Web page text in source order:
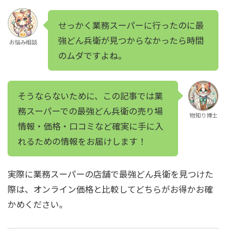
お悩み相談
せっかく業務スーパーに行ったのに最
強どん兵衛が見つからなかったら時間
のムダですよね。
そうならないために、この記事では業
務スーパーでの最強どん兵衛の売り場
情報・価格・口コミなど確実に手に入
れるための情報をお届けします！
物知り博士
実際に業務スーパーの店舗で最強どん兵衛を見つけた
際は、オンライン価格と比較してどちらがお得かお確
かめください。